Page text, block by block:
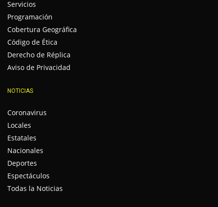
Servicios
Programación
Cobertura Geográfica
Código de Ética
Derecho de Réplica
Aviso de Privacidad
NOTICIAS
Coronavirus
Locales
Estatales
Nacionales
Deportes
Espectáculos
Todas la Noticias